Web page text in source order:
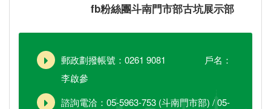
fb粉絲團斗南門市部古坑展示部
郵政劃撥帳號：0261 9081 戶名：
李啟參
諮詢電洽：05-5963-753 (斗南門市部) / 05-